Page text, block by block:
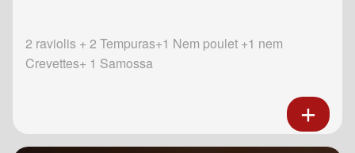
2 raviolis + 2 Tempuras+1 Nem poulet +1 nem
Crevettes+ 1 Samossa